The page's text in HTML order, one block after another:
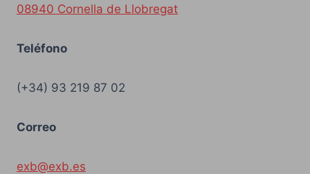
08940 Cornella de Llobregat
Teléfono
(+34) 93 219 87 02
Correo
exb@exb.es